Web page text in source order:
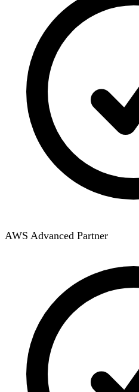
AWS Advanced Partner